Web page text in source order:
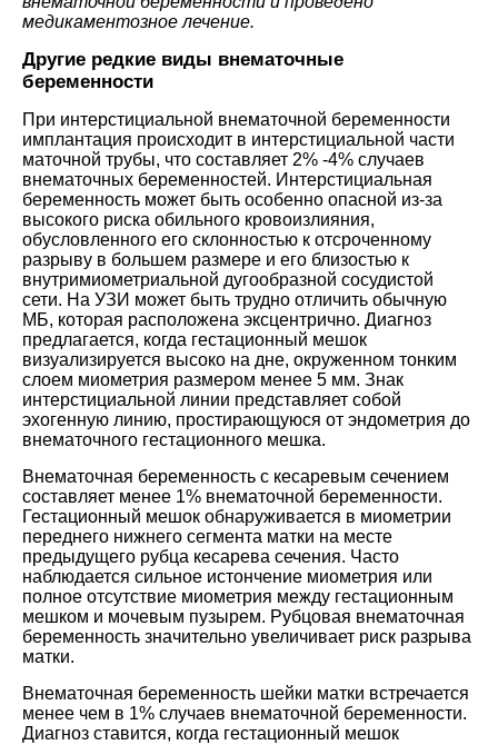
медикаментозное лечение.
Другие редкие виды внематочные
беременности
При интерстициальной внематочной беременности
имплантация происходит в интерстициальной части
маточной трубы, что составляет 2% -4% случаев
внематочных беременностей. Интерстициальная
беременность может быть особенно опасной из-за
высокого риска обильного кровоизлияния,
обусловленного его склонностью к отсроченному
разрыву в большем размере и его близостью к
внутримиометриальной дугообразной сосудистой
сети. На УЗИ может быть трудно отличить обычную
МБ, которая расположена эксцентрично. Диагноз
предлагается, когда гестационный мешок
визуализируется высоко на дне, окруженном тонким
слоем миометрия размером менее 5 мм. Знак
интерстициальной линии представляет собой
эхогенную линию, простирающуюся от эндометрия до
внематочного гестационного мешка.
Внематочная беременность с кесаревым сечением
составляет менее 1% внематочной беременности.
Гестационный мешок обнаруживается в миометрии
переднего нижнего сегмента матки на месте
предыдущего рубца кесарева сечения. Часто
наблюдается сильное истончение миометрия или
полное отсутствие миометрия между гестационным
мешком и мочевым пузырем. Рубцовая внематочная
беременность значительно увеличивает риск разрыва
матки.
Внематочная беременность шейки матки встречается
менее чем в 1% случаев внематочной беременности.
Диагноз ставится, когда гестационный мешок